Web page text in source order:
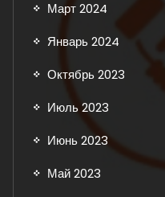
Март 2024
Январь 2024
Октябрь 2023
Июль 2023
Июнь 2023
Май 2023